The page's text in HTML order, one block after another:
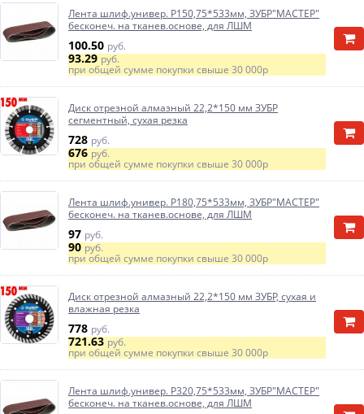
Лента шлиф.универ. Р150,75*533мм, ЗУБР"МАСТЕР"
бесконеч. на тканев.основе, для ЛШМ
100.50 руб.
93.29руб.
при общей сумме покупки свыше 30 000р
Диск отрезной алмазный 22,2*150 мм ЗУБР
сегментный, сухая резка
728 руб.
676руб.
при общей сумме покупки свыше 30 000р
Лента шлиф.универ. Р180,75*533мм, ЗУБР"МАСТЕР"
бесконеч. на тканев.основе, для ЛШМ
97 руб.
90руб.
при общей сумме покупки свыше 30 000р
Диск отрезной алмазный 22,2*150 мм ЗУБР, сухая и
влажная резка
778 руб.
721.63руб.
при общей сумме покупки свыше 30 000р
Лента шлиф.универ. Р320,75*533мм, ЗУБР"МАСТЕР"
бесконеч. на тканев.основе, для ЛШМ